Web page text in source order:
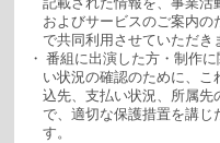
およびサービスのご案内の
で共同利用させていただき
・ 番組に出演した方・制作
い状況の確認のために、
込先、支払い状況、所属先
で、適切な保護措置を講じ
す。